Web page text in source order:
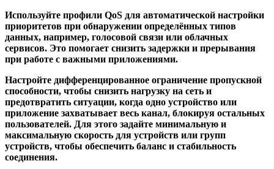
Используйте профили QoS для автоматической настройки
приоритетов при обнаружении определённых типов
данных, например, голосовой связи или облачных
сервисов. Это помогает снизить задержки и прерывания
при работе с важными приложениями.
Настройте дифференцированное ограничение пропускной
способности, чтобы снизить нагрузку на сеть и
предотвратить ситуации, когда одно устройство или
приложение захватывает весь канал, блокируя остальных
пользователей. Для этого задайте минимальную и
максимальную скорость для устройств или групп
устройств, чтобы обеспечить баланс и стабильность
соединения.